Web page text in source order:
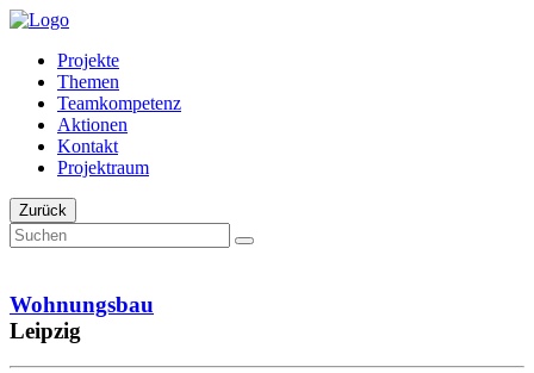
Projekte
Themen
Teamkompetenz
Aktionen
Kontakt
Projektraum
Zurück
Wohnungsbau
Leipzig